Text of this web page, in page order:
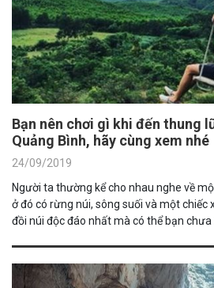
Bạn nên chơi gì khi đến thung
Quảng Bình, hãy cùng xem nhé
24/09/2019
Người ta thường kể cho nhau nghe về
ở đó có rừng núi, sông suối và một chiếc
đồi núi độc đáo nhất mà có thể bạn chưa